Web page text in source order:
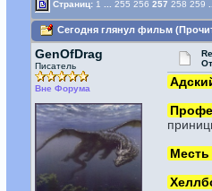
Страниц: 1 255 256 257 258 259
Сегодня глянул фильм
GenOfDrag
Писатель
Вне Форума